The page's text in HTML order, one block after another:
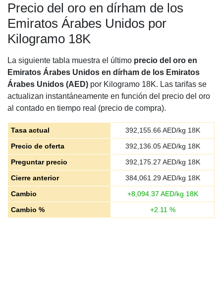
Precio del oro en dírham de los
Emiratos Árabes Unidos por
Kilogramo 18K
La siguiente tabla muestra el último precio del oro en
Emiratos Árabes Unidos en dírham de los Emiratos
Árabes Unidos (AED) por Kilogramo 18K. Las tarifas se
actualizan instantáneamente en función del precio del oro
al contado en tiempo real (precio de compra).
Tasa actual 392,155.66 AED/kg 18K
Precio de oferta
392,136.05AED/kg 18K
Preguntar precio
392,175.27 AED/kg 18K
Cierre anterior
384,061.29AED/kg 18K
Cambio
+8,094.37 AED/kg 18K
Cambio %
+2.11 %